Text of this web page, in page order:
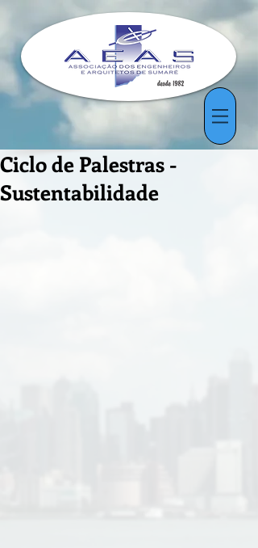
Ciclo de Palestras -
Sustentabilidade